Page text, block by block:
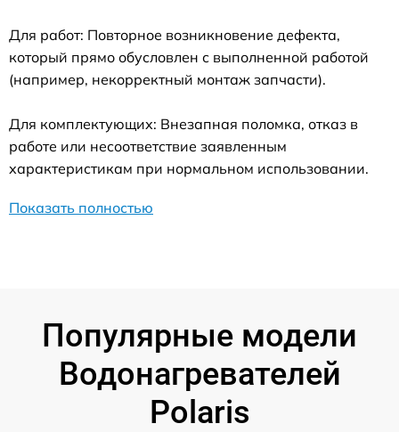
Для работ: Повторное возникновение дефекта,
который прямо обусловлен с выполненной работой
(например, некорректный монтаж запчасти).
Для комплектующих: Внезапная поломка, отказ в
работе или несоответствие заявленным
характеристикам при нормальном использовании.
Показать полностью
Популярные модели
Водонагревателей
Polaris